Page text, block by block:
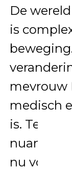
De
is
mevrouw
medisch
is.
nuance
nu